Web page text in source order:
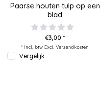
Paarse houten tulp op een
blad
€3,00 *
* Incl. btw Excl. Verzendkosten
Vergelijk